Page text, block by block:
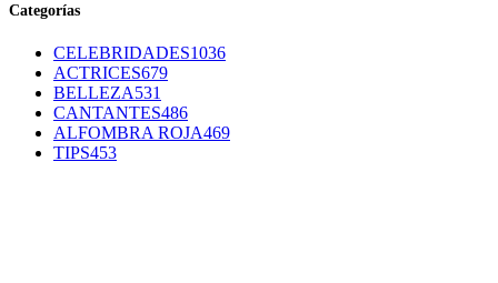
Categorías
CELEBRIDADES1036
ACTRICES679
BELLEZA531
CANTANTES486
ALFOMBRA ROJA469
TIPS453